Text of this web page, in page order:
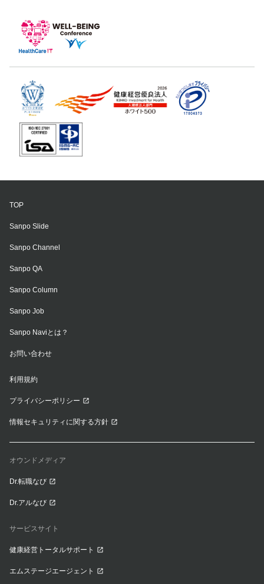
TOP
Sanpo Slide
Sanpo Channel
Sanpo QA
Sanpo Column
Sanpo Job
Sanpo Naviとは？
お問い合わせ
利用規約
プライバシーポリシー
情報セキュリティに関する方針
オウンドメディア
Dr.転職なび
Dr.アルなび
サービスサイト
健康経営トータルサポート
エムステージエージェント